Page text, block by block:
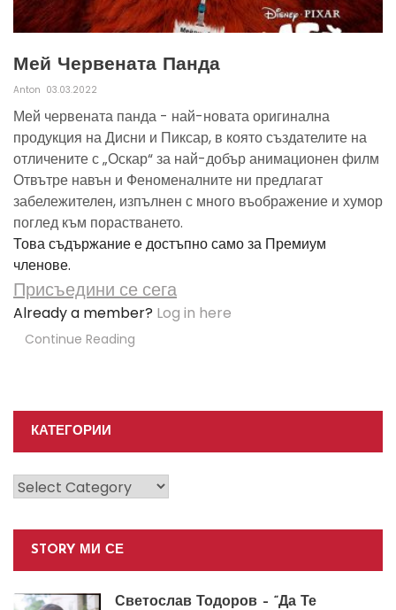
Мей Червената Панда
Anton 03.03.2022
Мей червената панда - най-новата оригинална
продукция на Дисни и Пиксар, в която създателите на
отличените с „Оскар“ за най-добър анимационен филм
Отвътре навън и Феноменалните ни предлагат
забележителен, изпълнен с много въображение и хумор
поглед към порастването.
Това съдържание е достъпно само за Премиум
членове.
Присъедини се сега
Already a member? Log in here
Continue Reading
КАТЕГОРИИ
Категории
STORY МИ СЕ
Светослав Тодоров – “Да Те